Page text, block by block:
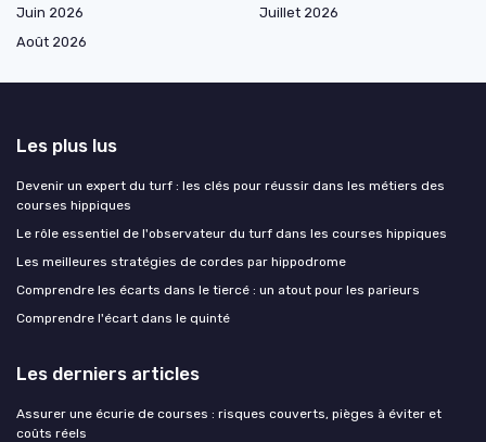
Juin 2026
Juillet 2026
Août 2026
Les plus lus
Devenir un expert du turf : les clés pour réussir dans les métiers des
courses hippiques
Le rôle essentiel de l'observateur du turf dans les courses hippiques
Les meilleures stratégies de cordes par hippodrome
Comprendre les écarts dans le tiercé : un atout pour les parieurs
Comprendre l'écart dans le quinté
Les derniers articles
Assurer une écurie de courses : risques couverts, pièges à éviter et
coûts réels